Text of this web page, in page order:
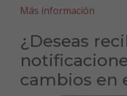
Más información
¿Deseas
cambios en